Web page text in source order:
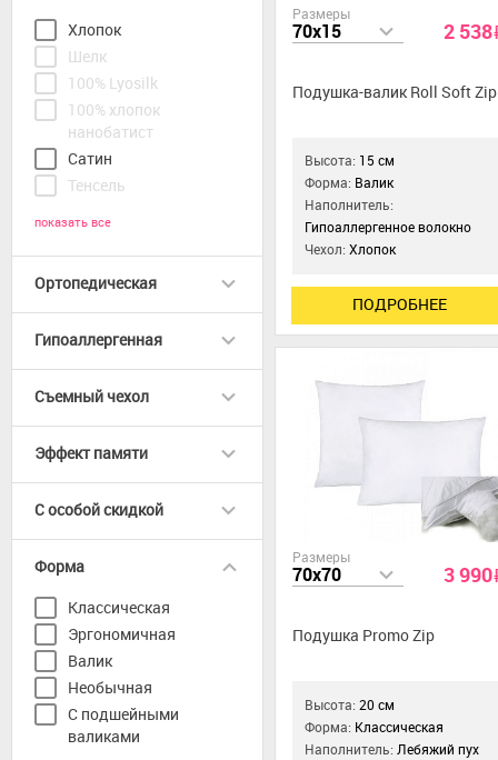
Хлопок
Шелк
100% Lyosilk
100% хлопок
нанобатист
Сатин
Тенсель
показать все
Ортопедическая
Гипоаллергенная
Съемный чехол
Эффект памяти
C особой скидкой
Форма
Классическая
Эргономичная
Валик
Необычная
С подшейными
валиками
Размеры
70x15 2 538
Подушка-валик Roll Soft Zip
Высота: 15 см
Форма: Валик
Наполнитель:
Гипоаллергенное волокно
Чехол:Хлопок
ПОДРОБНЕЕ
Размеры
70x70 3 990
Подушка Promo Zip
Высота:20 см
Форма: Классическая
Наполнитель:Лебяжий пух